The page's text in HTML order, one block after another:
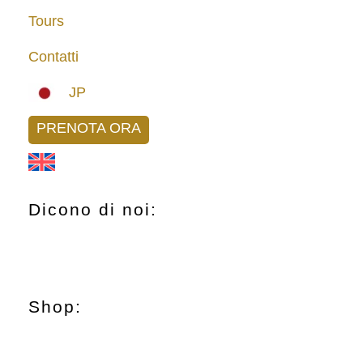
Tours
Contatti
JP
PRENOTA ORA
Dicono di noi:
Shop: